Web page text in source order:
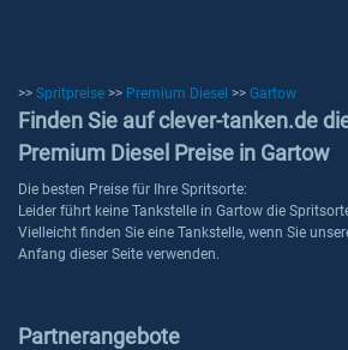
>> Spritpreise >> Premium Diesel >> Gartow
Finden Sie auf clever-tanken.de
Premium Diesel Preise in Gartow
Die besten Preise für Ihre Spritsorte:
Leider führt keine Tankstelle in Gartow die
Vielleicht finden Sie eine Tankstelle, wenn Sie
Anfang dieser Seite verwenden.
Partnerangebote